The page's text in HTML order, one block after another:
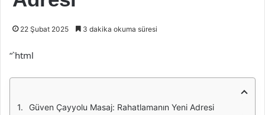
22 Şubat 2025 3 dakika okuma süresi
“`html
Güven Çayyolu Masaj: Rahatlamanın Yeni Adresi